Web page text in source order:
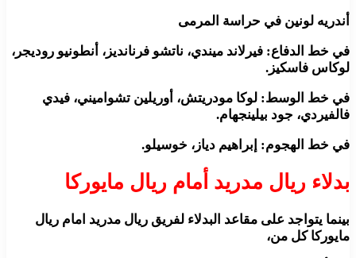
أندريه لونين في حراسة المرمى
في خط الدفاع: فيرلاند ميندي، ناتشو فرنانديز، أنطونيو روديجر،
لوكاس فاسكيز.
في خط الوسط: لوكا مودريتش، أوريلين تشواميني، فيدي
فالفيردي، جود بيلينجهام.
في خط الهجوم: إبراهيم دياز، خوسيلو.
بدلاء ريال مدريد أمام ريال مايوركا
بينما يتواجد على مقاعد البدلاء لفريق ريال مدريد امام ريال
مايوركا كل من،